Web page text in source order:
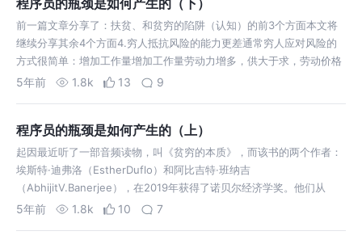
程序员的瓶颈是如何产生的（下）
前一篇文章分享了：扶贫、和贫穷的陷阱（认知）的前3个方面本文将
继续分享其余4个方面4.穷人抵抗风险的能力更差通常穷人应对风险的
方式很简单：增加工作量增加工作量劳动力增多，供大于求，劳动价格
更低都是兼职
5年前 1.8k 13 9
程序员的瓶颈是如何产生的（上）
起因最近听了一部音频读物，叫《贫穷的本质》，而该书的两个作者：
埃斯特·迪弗洛（EstherDuflo）和阿比吉特·班纳吉
（AbhijitV.Banerjee），在2019年获得了诺贝尔经济学奖。他们从
5年前 1.8k 10 7